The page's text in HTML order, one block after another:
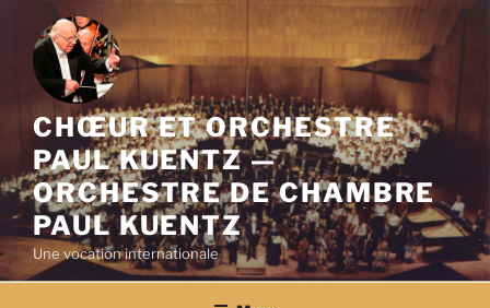
contenu
principal
CHŒUR ET ORCHESTRE
PAUL KUENTZ —
ORCHESTRE DE CHAMBRE
PAUL KUENTZ
Une vocation internationale